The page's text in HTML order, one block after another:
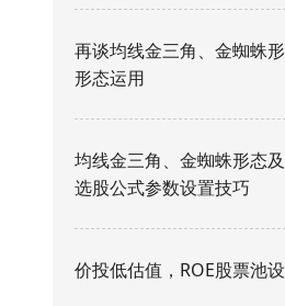
再谈均线金三角、金蜘蛛
形态运用
均线金三角、金蜘蛛形态
选股公式参数设置技巧
价投低估值，ROE股票池